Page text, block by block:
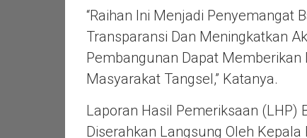
“Raihan Ini Menjadi Penyemangat
Transparansi Dan Meningkatkan
Pembangunan Dapat
Masyarakat Tangsel,” Katanya.
Laporan Hasil Pemeriksaan (LHP)
Diserahkan Langsung Oleh